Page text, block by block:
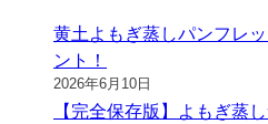
黄土よもぎ蒸しパンフレ
ント！
2026年6月10日
【完全保存版】よもぎ蒸